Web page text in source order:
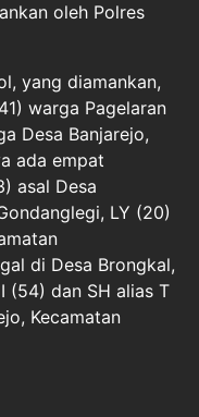
oleh Polres
yang diamankan,
warga Pagelaran
Desa Banjarejo,
ada empat
asal Desa
LY (20)
di Desa Brongkal,
(54) dan SH alias T
Kecamatan